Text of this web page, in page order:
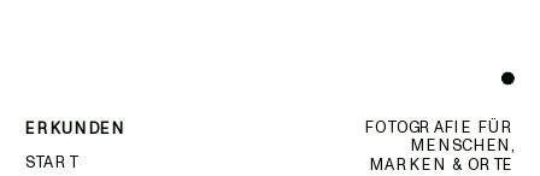
FOTOGRAFIE FÜR
MENSCHEN,
MARKEN & ORTE
START
ERKUNDEN